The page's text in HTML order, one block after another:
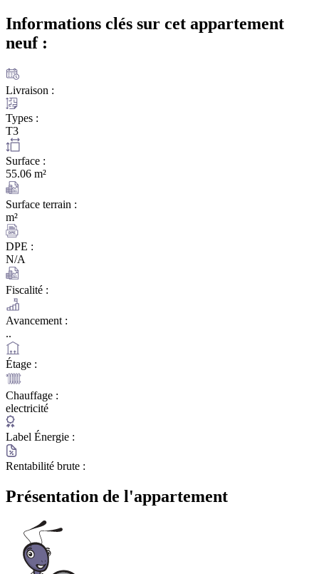
Informations clés sur cet appartement
neuf :
Livraison :
Types :
T3
Surface :
55.06 m²
Surface terrain :
m²
DPE :
N/A
Fiscalité :
Avancement :
..
Étage :
Chauffage :
electricité
Label Énergie :
Rentabilité brute :
Présentation de l'appartement